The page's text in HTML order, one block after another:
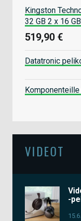
Kingston
32 GB 2 x 16
519,90 €
Datatronic
VIDEOT
-